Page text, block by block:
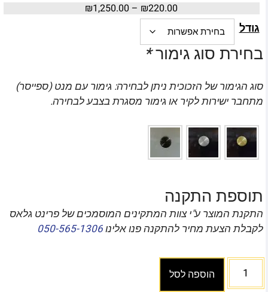
₪220.00
–
₪1,250.00
גודל
בחירת סוג גימור*
סוג הגימור של הזכוכית ניתן לבחירה: גימור עם מנט (ספייסר)
מתחבר ישירות לקיר או גימור מסגרת בצבע לבחירה.
תוספת התקנה
התקנת המוצר ע"י צוות המתקינים המוסמכים של פרינט גלאס
לקבלת הצעת מחיר להתקנה פנו אלינו050-565-1306
הוספה לסל